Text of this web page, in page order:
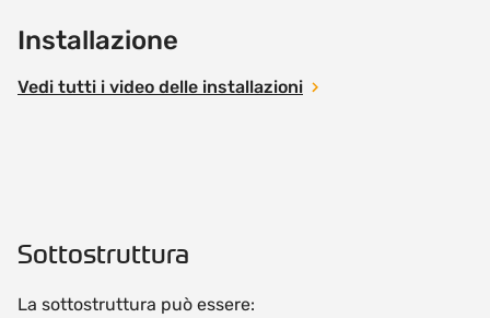
Installazione
Vedi tutti i video delle installazioni
Sottostruttura
La sottostruttura può essere: